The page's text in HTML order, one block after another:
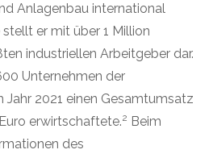
Anlagenbau international
er mit über 1 Million
industriellen Arbeitgeber dar.
Unternehmen der
Jahr 2021 einen Gesamtumsatz
erwirtschaftete.2 Beim
des